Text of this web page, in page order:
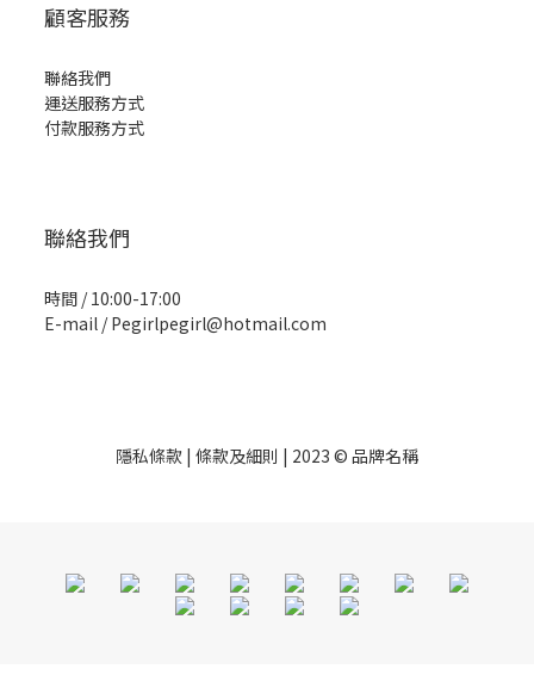
顧客服務
聯絡我們
運送服務方式
付款服務方式
聯絡我們
時間 / 10:00-17:00
E-mail / Pegirlpegirl@hotmail.com
隱私條款 | 條款及細則 | 2023 © 品牌名稱